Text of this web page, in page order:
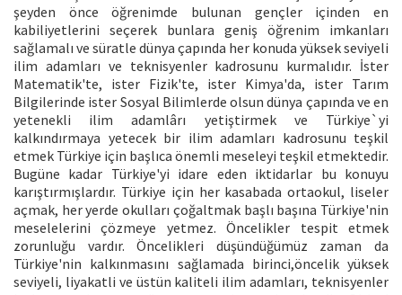
şeyden önce öğrenimde bulunan gençler içinden en
kabiliyetlerini seçerek bunlara geniş öğrenim imkanları
sağlamalı ve süratle dünya çapında her konuda yüksek seviyeli
ilim adamları ve teknisyenler kadrosunu kurmalıdır. İster
Matematik'te, ister Fizik'te, ister Kimya'da, ister Tarım
Bilgilerinde ister Sosyal Bilimlerde olsun dünya çapında ve en
yetenekli ilim adamlârı yetiştirmek ve Türkiye`yi
kalkındırmaya yetecek bir ilim adamları kadrosunu teşkil
etmek Türkiye için başlıca önemli meseleyi teşkil etmektedir.
Bugüne kadar Türkiye'yi idare eden iktidarlar bu konuyu
karıştırmışlardır. Türkiye için her kasabada ortaokul, liseler
açmak, her yerde okulları çoğaltmak başlı başına Türkiye'nin
meselelerini çözmeye yetmez. Öncelikler tespit etmek
zorunluğu vardır. Öncelikleri düşündüğümüz zaman da
Türkiye'nin kalkınmasını sağlamada birinci,öncelik yüksek
seviyeli, liyakatli ve üstün kaliteli ilim adamları, teknisyenler